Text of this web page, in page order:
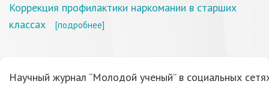
Коррекция профилактики наркомании в старших
классах
[подробнее]
Научный журнал “Молодой ученый” в социальных